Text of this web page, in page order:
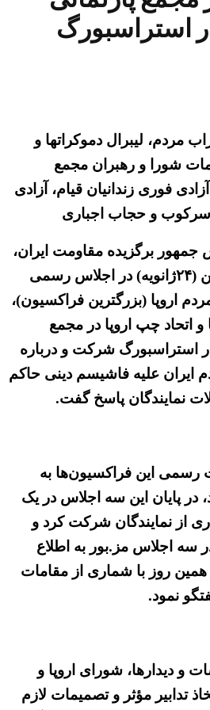
استراسبورگ
مردم، لیبرال دموکراتها و
شورا و رهبران مجمع
فوری زندانیان قیام، آزادی
سرکوب و حجاب اجباری
برگزیده مقاومت ایران،
در روز چهارشنبه ۴ بهمن (۲۴ژانویه) در اجلاس رسمی
اروپا (بزرگترین فراکسیون)،
و اتحاد چپ اروپا در مجمع
استراسبورگ شرکت و درباره
ایران علیه فاشیسم دینی حاکم
نمایندگان پاسخ گفت.
رسمی این فراکسیون‌ها به
در پایان این سه اجلاس در یک
از نمایندگان شرکت کرد و
سه اجلاس مز.بور به اطلاع
روز با شماری از مقامات
نمود.
و دیدارها، شورای اروپا و
تدابیر مؤثر و تصمیمات لازم